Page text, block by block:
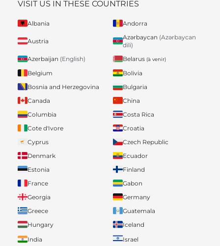
VISIT US IN THESE COUNTRIES
Albania Andorra
Austria
Azərbaycan (Azərbaycan
dili)
Azerbaijan (English) Belarus (à venir)
Belgium
Bolivia
Bosnia and Herzegovina
Bulgaria
Canada
China
Columbia
Costa Rica
Cote d'Ivore
Croatia
Cyprus
Czech Republic
Denmark
Ecuador
Estonia
Finland
France
Gabon
Georgia
Germany
Greece
Guatemala
Hungary
Iceland
India
Israel